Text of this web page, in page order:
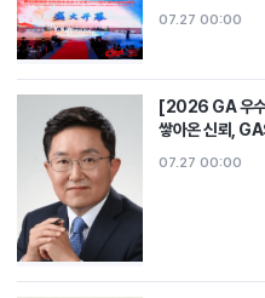
07.27 00:00
[2026 GA 우수
쌓아온 신뢰,
07.27 00:00